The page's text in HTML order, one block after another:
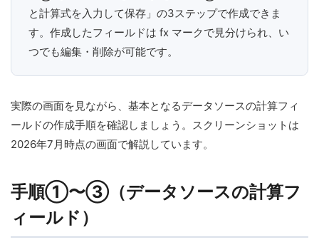
と計算式を入力して保存」の3ステップで作成できま
す。作成したフィールドは fx マークで見分けられ、い
つでも編集・削除が可能です。
実際の画面を見ながら、基本となるデータソースの計算フィ
ールドの作成手順を確認しましょう。スクリーンショットは
2026年7月時点の画面で解説しています。
手順①〜③（データソースの計算フ
ィールド）